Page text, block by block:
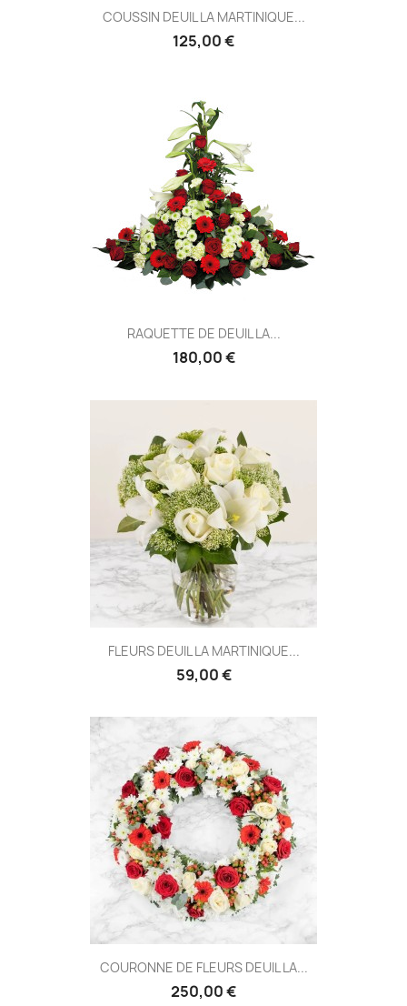
COUSSIN DEUIL LA MARTINIQUE...
125,00 €
RAQUETTE DE DEUIL LA...
180,00 €
FLEURS DEUIL LA MARTINIQUE...
59,00 €
COURONNE DE FLEURS DEUIL LA...
250,00 €